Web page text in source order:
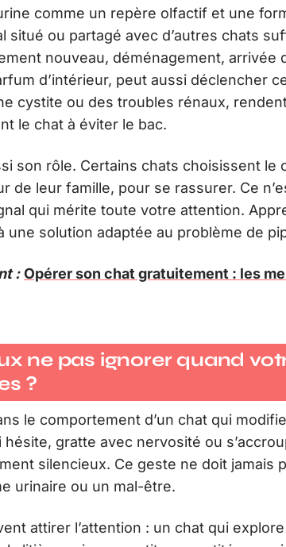
comme un repère olfactif et une
situé ou partagé avec d’autres chats
nouveau, déménagement, arrivée
d’intérieur, peut aussi déclencher
cystite ou des troubles rénaux,
le chat à éviter le bac.
son rôle. Certains chats choisissent le
de leur famille, pour se rassurer. Ce
qui mérite toute votre attention.
une solution adaptée au problème de
: Opérer son chat gratuitement : les
ne pas ignorer quand
?
le comportement d’un chat qui
hésite, gratte avec nervosité ou
silencieux. Ce geste ne doit jamais
urinaire ou un mal-être.
attirer l’attention : un chat qui